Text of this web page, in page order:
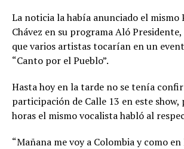
La noticia la había anunciado el mismo
Chávez en su programa Aló
que varios artistas tocarían en un
“Canto por el Pueblo”.
Hasta hoy en la tarde no se tenía
participación de Calle 13 en este show,
horas el mismo vocalista habló al
“Mañana me voy a Colombia y como